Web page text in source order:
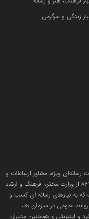
زندگی و سرگرمی
رسانه‌ای ویژه، مشاور ارتباطات و
رسانه و دارنده مجوز رسانه رسمی با شماره ثبت 86752 از وزارت محترم فرهنگ و ارشاد
که به نیازهای رسانه ای کسب و
عمومی در سازمان ها،
و اینترنتی و همچنین مدیران